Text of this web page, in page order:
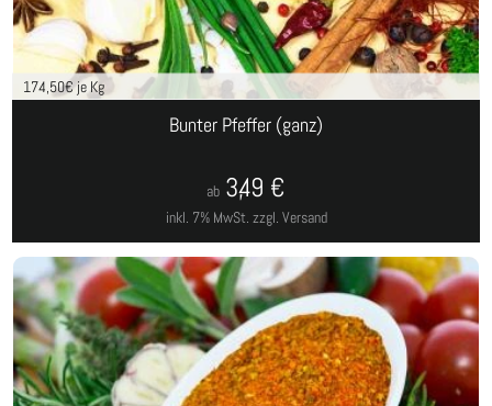
174,50€ je Kg
Bunter Pfeffer (ganz)
inkl. 7% MwSt. zzgl. Versand
ab 3,49 €